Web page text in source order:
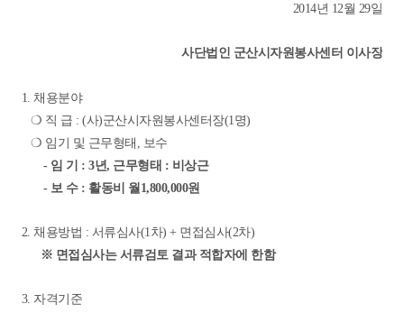
2014년 12월 29일
사단법인 군산시자원봉사센터 이사장
1. 채용분야
❍ 직 급 : (사)군산시자원봉사센터장(1명)
❍ 임기 및 근무형태, 보수
- 임 기 : 3년, 근무형태 : 비상근
- 보 수 : 활동비 월1,800,000원
2. 채용방법 : 서류심사(1차) + 면접심사(2차)
※ 면접심사는 서류검토 결과 적합자에 한함
3. 자격기준